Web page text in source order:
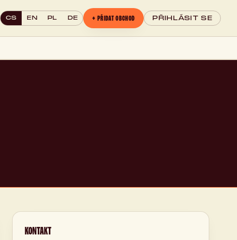
CS EN PL DE + PŘIDAT OBCHOD PŘIHLÁSIT SE
KONTAKT